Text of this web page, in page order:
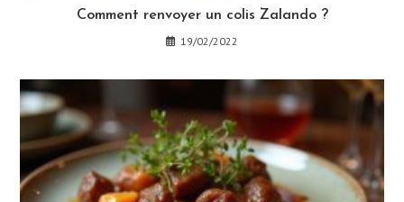
Comment renvoyer un colis Zalando ?
19/02/2022